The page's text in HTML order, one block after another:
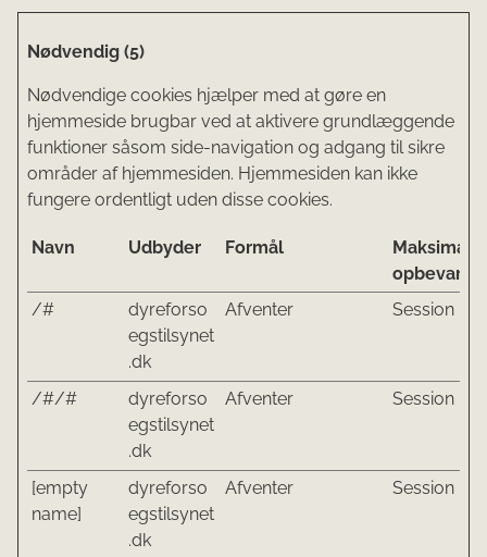
Nødvendig (5)
Nødvendige cookies hjælper med at gøre en
hjemmeside brugbar ved at aktivere grundlæggende
funktioner såsom side-navigation og adgang til sikre
områder af hjemmesiden. Hjemmesiden kan ikke
fungere ordentligt uden disse cookies.
Navn Udbyder Formål
Maksimal
/#
dyreforso
egstilsynet
.dk
Afventer Session
/#/#
dyreforso
egstilsynet
.dk
Afventer Session
[empty
name]
dyreforso
egstilsynet
.dk
Afventer Session